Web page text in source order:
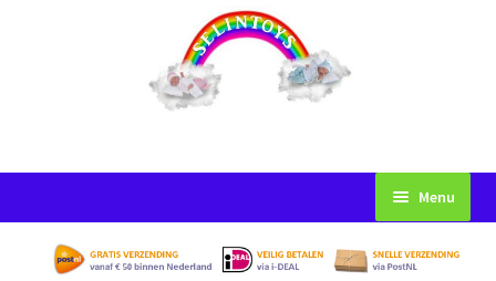
naar
navigatie
inhoud
Menu
Startpagina